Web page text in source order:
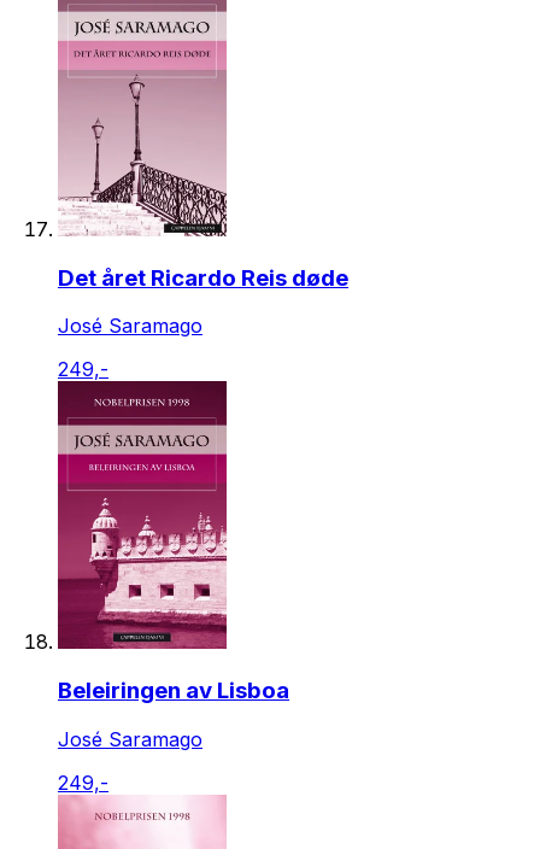
Det året Ricardo Reis døde
José Saramago
249,-
Beleiringen av Lisboa
José Saramago
249,-